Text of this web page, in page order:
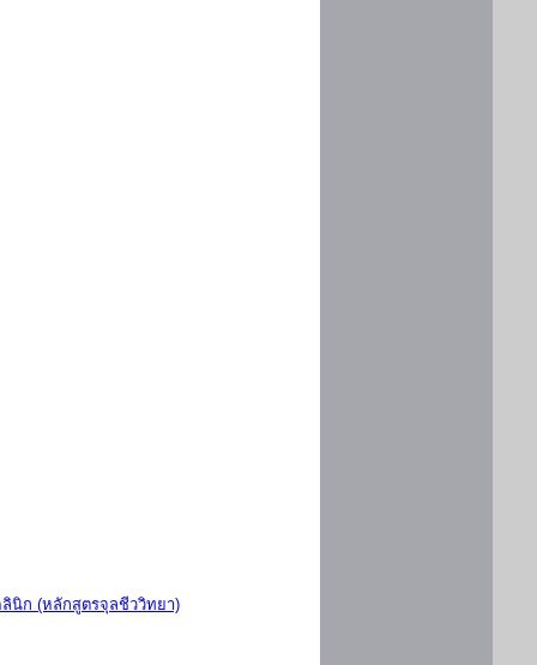
นิก (หลักสูตรจุลชีววิทยา)